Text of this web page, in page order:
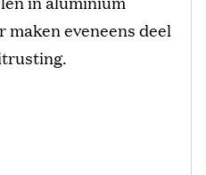
eveneens deel